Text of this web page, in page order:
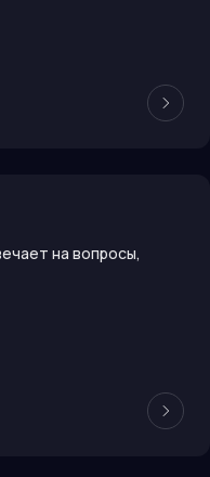
на вопросы,